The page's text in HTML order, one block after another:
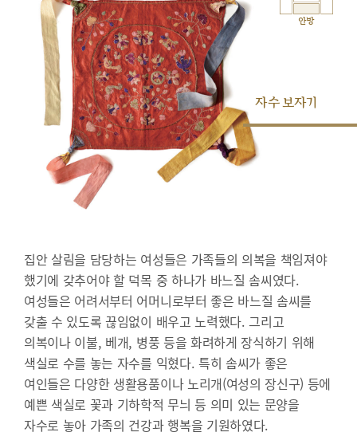
안방
자수 보자기
집안 살림을 담당하는 여성들은 가족들의 의복을 책임져야
했기에 갖추어야 할 덕목 중 하나가 바느질 솜씨였다.
여성들은 어려서부터 어머니로부터 좋은 바느질 솜씨를
갖출 수 있도록 끊임없이 배우고 노력했다. 그리고
의복이나 이불, 베개, 병풍 등을 화려하게 장식하기 위해
색실로 수를 놓는 자수를 익혔다. 특히 솜씨가 좋은
여인들은 다양한 생활용품이나 노리개(여성의 장신구) 등에
예쁜 색실로 꽃과 기하학적 무늬 등 의미 있는 문양을
자수로 놓아 가족의 건강과 행복을 기원하였다.